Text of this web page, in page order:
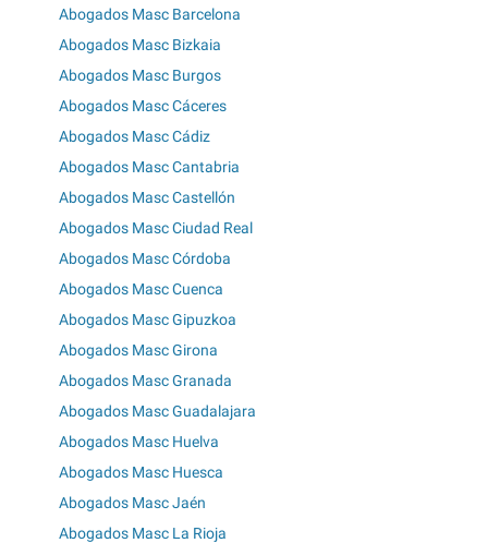
Abogados Masc Barcelona
Abogados Masc Bizkaia
Abogados Masc Burgos
Abogados Masc Cáceres
Abogados Masc Cádiz
Abogados Masc Cantabria
Abogados Masc Castellón
Abogados Masc Ciudad Real
Abogados Masc Córdoba
Abogados Masc Cuenca
Abogados Masc Gipuzkoa
Abogados Masc Girona
Abogados Masc Granada
Abogados Masc Guadalajara
Abogados Masc Huelva
Abogados Masc Huesca
Abogados Masc Jaén
Abogados Masc La Rioja